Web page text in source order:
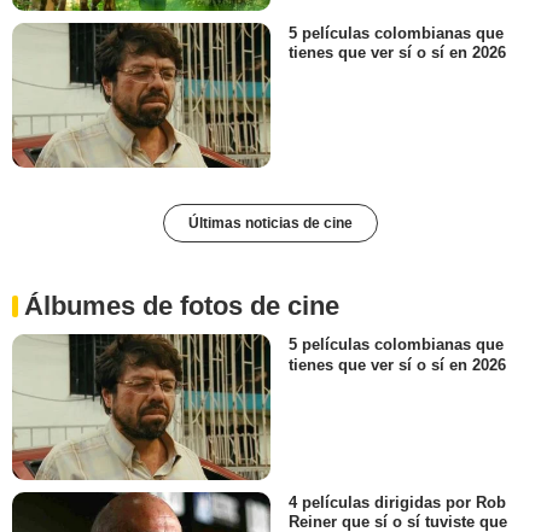
5 películas colombianas que
tienes que ver sí o sí en 2026
Últimas noticias de cine
Álbumes de fotos de cine
5 películas colombianas que
tienes que ver sí o sí en 2026
4 películas dirigidas por Rob
Reiner que sí o sí tuviste que